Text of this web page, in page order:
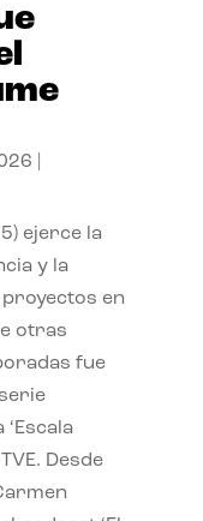
ejerce la
y la
en
otras
fue
Desde